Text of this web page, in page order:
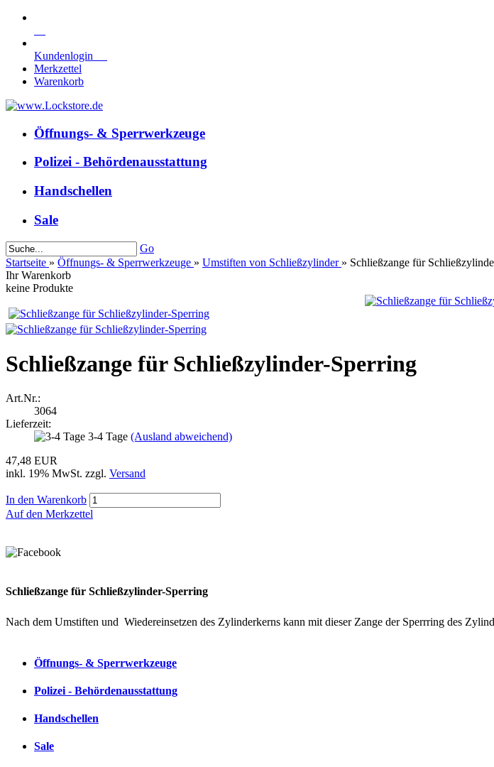
Kundenlogin
Merkzettel
Warenkorb
Öffnungs- & Sperrwerkzeuge
Polizei - Behördenausstattung
Handschellen
Sale
Go
Startseite » Öffnungs- & Sperrwerkzeuge » Umstiften von Schließzylinder » Schließzange für
Ihr Warenkorb
keine Produkte
Schließzange für Schließzylinder-Sperring
Art.Nr.:
3064
Lieferzeit:
3-4 Tage (Ausland abweichend)
47,48 EUR
inkl. 19% MwSt. zzgl. Versand
In den Warenkorb
Auf den Merkzettel
Schließzange für Schließzylinder-Sperring
Nach dem Umstiften und Wiedereinsetzen des Zylinderkerns kann mit dieser Zange der Sperrring des
Öffnungs- & Sperrwerkzeuge
Polizei - Behördenausstattung
Handschellen
Sale